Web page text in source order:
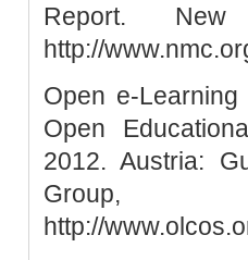
Report.
http://
Open e-
Open
2012. Austria:
Group,
http://